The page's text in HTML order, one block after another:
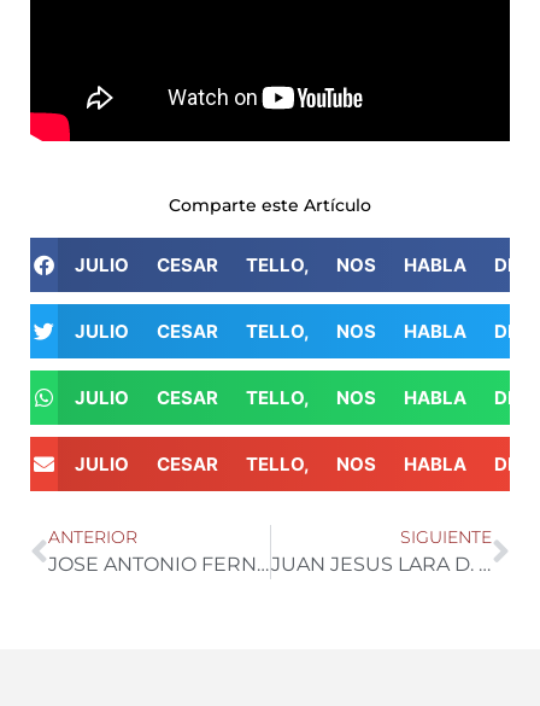
Comparte este Artículo
JULIO CESAR TELLO, NOS HABLA DE
JULIO CESAR TELLO, NOS HABLA DE
JULIO CESAR TELLO, NOS HABLA DE
JULIO CESAR TELLO, NOS HABLA DE
ANTERIOR
JOSE ANTONIO FERNANDEZ, P FERAL NOS HABLA DE AGUA DE RIEGO EN AGRICULTURA DE ALMERIA
SIGUIENTE
JUAN JESUS LARA D. GENERAL CASI y P. COMITE SECTORIAL TOMATE FEPEX.